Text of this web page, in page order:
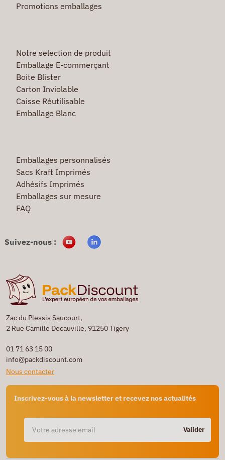
Zac du Plessis Saucourt,
2 Rue Camille Decauville, 91250 Tigery
01 71 63 15 00
info@packdiscount.com
Nous contacter
Inscrivez-vous à la newsletter et recevez nos actualités
Valider
Promotions emballages
Notre selection de produit
Emballage E-commerçant
Boite Blister
Carton Inviolable
Caisse Réutilisable
Emballage Blanc
Emballages personnalisés
Sacs Kraft Imprimés
Adhésifs Imprimés
Emballages sur mesure
FAQ
Suivez-nous :